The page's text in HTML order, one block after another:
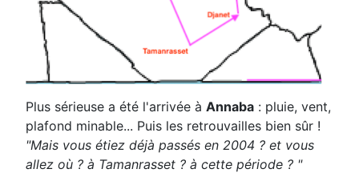
Plus sérieuse a été l'arrivée à Annaba : pluie, vent,
plafond minable... Puis les retrouvailles bien sûr !
"Mais vous étiez déjà passés en 2004 ? et vous
allez où ? à Tamanrasset ? à cette période ? "